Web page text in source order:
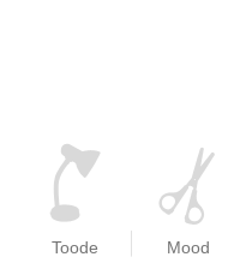
Toode Mood